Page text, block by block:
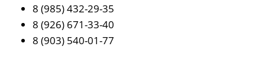
8 (985) 432-29-35
8 (926) 671-33-40
8 (903) 540-01-77